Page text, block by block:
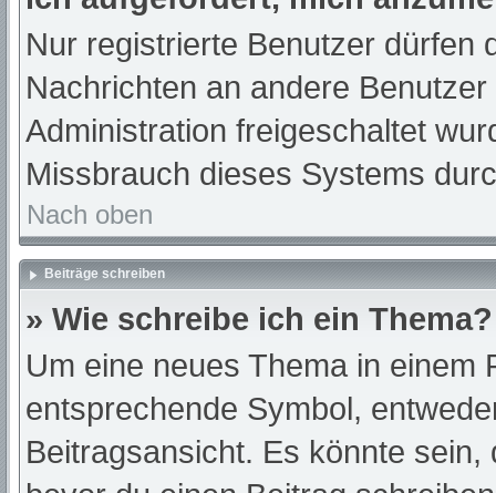
Nur registrierte Benutzer dürfen
Nachrichten an andere
Administration freigeschaltet
Missbrauch dieses Systems
Nach oben
Beiträge schreiben
» Wie schreibe ich ein Thema?
Um eine neues Thema in
entsprechende Symbol,
Beitragsansicht. Es könnte